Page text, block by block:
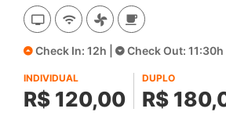
Check In: 12h | Check Out: 11:30h
INDIVIDUAL
R$ 120,00
DUPLO
R$